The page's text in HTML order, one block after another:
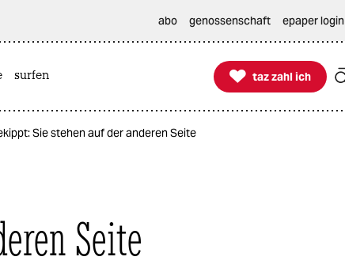
abo genossenschaft epaper login
surfen 
taz zahl ich
taz zahl ich
Sie stehen auf der anderen Seite
Seite